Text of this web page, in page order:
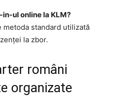
ul online la KLM?
standard utilizată
la zbor.
români
organizate